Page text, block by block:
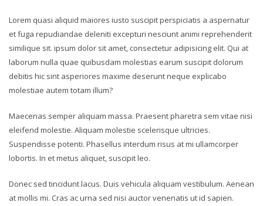
Lorem quasi aliquid maiores iusto suscipit perspiciatis a aspernatur
et fuga repudiandae deleniti excepturi nesciunt animi reprehenderit
similique sit. ipsum dolor sit amet, consectetur adipisicing elit. Qui at
laborum nulla quae quibusdam molestias earum suscipit dolorum
debitis hic sint asperiores maxime deserunt neque explicabo
molestiae autem totam illum?
Maecenas semper aliquam massa. Praesent pharetra sem vitae nisi
eleifend molestie. Aliquam molestie scelerisque ultricies.
Suspendisse potenti. Phasellus interdum risus at mi ullamcorper
lobortis. In et metus aliquet, suscipit leo.
Donec sed tincidunt lacus. Duis vehicula aliquam vestibulum. Aenean
at mollis mi. Cras ac urna sed nisi auctor venenatis ut id sapien.